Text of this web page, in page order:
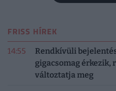
FRISS HÍREK
14:55
Rendkívüli
gigacsomag érkezik,
változtatja meg